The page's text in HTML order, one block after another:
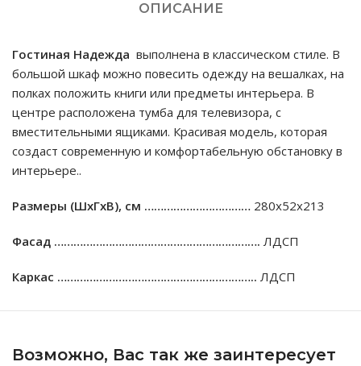
ОПИСАНИЕ
Гостиная Надежда выполнена в классическом стиле. В
большой шкаф можно повесить одежду на вешалках, на
полках положить книги или предметы интерьера. В
центре расположена тумба для телевизора, с
вместительными ящиками. Красивая модель, которая
создаст современную и комфортабельную обстановку в
интерьере..
Размеры (ШхГхВ), см …………………………… 280х52х213
Фасад ………………………………………………………. ЛДСП
Каркас …………………………………………………….. ЛДСП
Возможно, Вас так же заинтересует